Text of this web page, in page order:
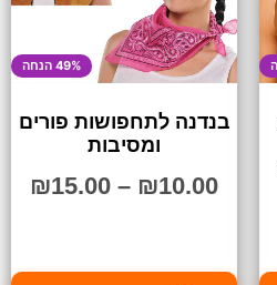
49% הנחה
בנדנה לתחפושות פורים
ומסיבות
₪10.00
–
₪15.00